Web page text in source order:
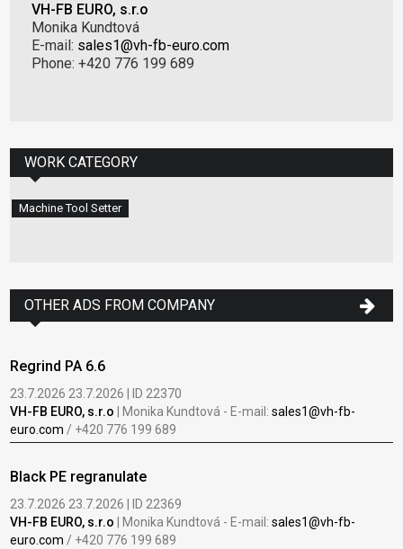
VH-FB EURO, s.r.o
Monika Kundtová
E-mail: sales1@vh-fb-euro.com
Phone: +420 776 199 689
WORK CATEGORY
Machine Tool Setter
OTHER ADS FROM COMPANY
Regrind PA 6.6
23.7.2026 23.7.2026 | ID 22370
VH-FB EURO, s.r.o | Monika Kundtová - E-mail:sales1@vh-fb-
euro.com / +420 776 199 689
Black PE regranulate
23.7.2026 23.7.2026 | ID 22369
VH-FB EURO, s.r.o | Monika Kundtová - E-mail:sales1@vh-fb-
euro.com / +420 776 199 689